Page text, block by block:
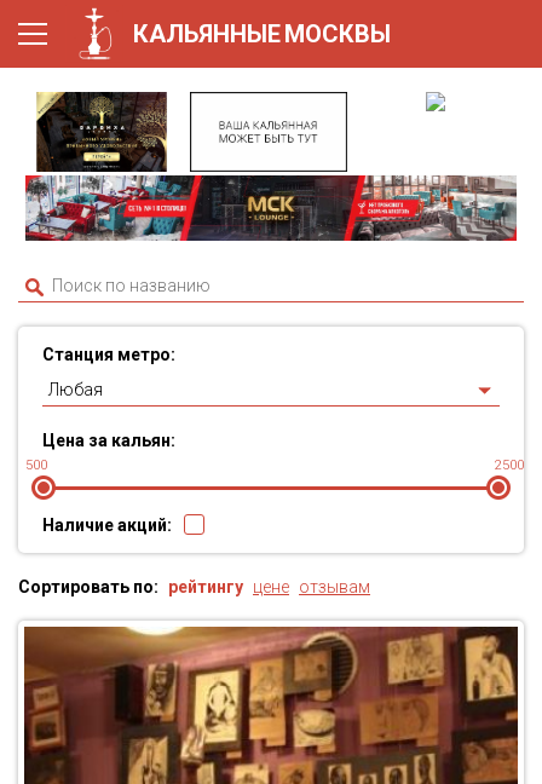
КАЛЬЯННЫЕМОСКВЫ
Станция метро:
Любая
Цена за кальян:
500 2500
Наличие акций:
Сортировать по: рейтингу цене отзывам